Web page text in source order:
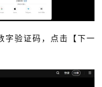
字验证码，点击【下一